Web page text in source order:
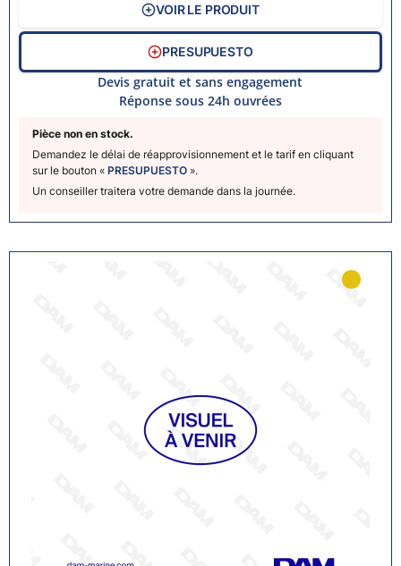
Pièce non en stock.
Demandez le délai de réapprovisionnement et le tarif en cliquant
sur le bouton « PRESUPUESTO ».
Un conseiller traitera votre demande dans la journée.
VOIR LE PRODUIT
PRESUPUESTO
Devis gratuit et sans engagement
Réponse sous 24h ouvrées